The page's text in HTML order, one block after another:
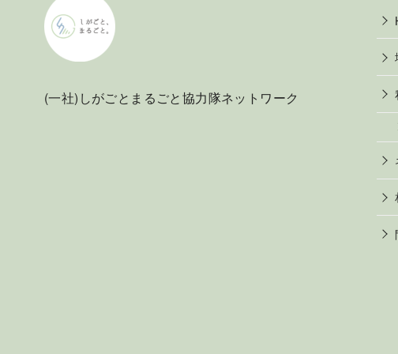
(一社)しがごとまるごと協力隊ネットワーク